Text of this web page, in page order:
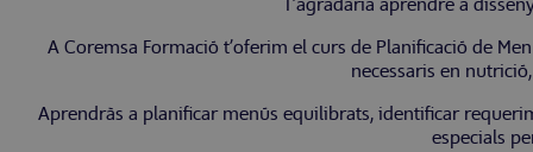
T’agradaria aprendre a
A Coremsa Formació t’oferim el curs de Planificació de
necessaris en
Aprendràs a planificar menús equilibrats, identificar
especials